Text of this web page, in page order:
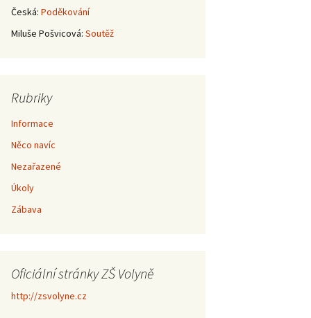
Česká: Poděkování
Miluše Pošvicová: Soutěž
Rubriky
Informace
Něco navíc
Nezařazené
Úkoly
Zábava
Oficiální stránky ZŠ Volyně
http://zsvolyne.cz